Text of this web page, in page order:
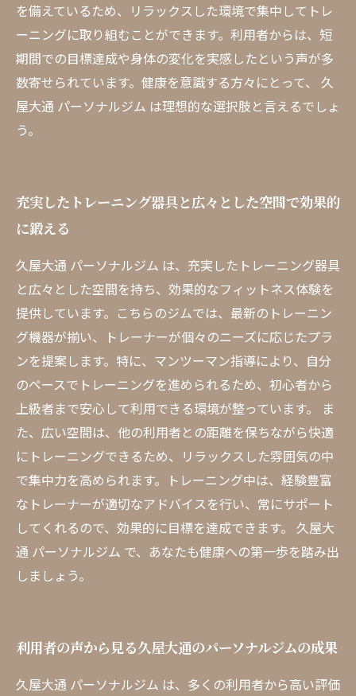
を備えているため、リラックスした環境で集中してトレ
ーニングに取り組むことができます。利用者からは、短
期間での目標達成や身体の変化を実感したという声が多
数寄せられています。健康を意識する方々にとって、 久
屋大通 パーソナルジム は理想的な選択肢と言えるでしょ
う。
充実したトレーニング器具と広々とした空間で効果的
に鍛える
久屋大通 パーソナルジム は、充実したトレーニング器具
と広々とした空間を持ち、効果的なフィットネス体験を
提供しています。こちらのジムでは、最新のトレーニン
グ機器が揃い、トレーナーが個々のニーズに応じたプラ
ンを提案します。特に、マンツーマン指導により、自分
のペースでトレーニングを進められるため、初心者から
上級者まで安心して利用できる環境が整っています。 ま
た、広い空間は、他の利用者との距離を保ちながら快適
にトレーニングできるため、リラックスした雰囲気の中
で集中力を高められます。トレーニング中は、経験豊富
なトレーナーが適切なアドバイスを行い、常にサポート
してくれるので、効果的に目標を達成できます。 久屋大
通 パーソナルジム で、あなたも健康への第一歩を踏み出
しましょう。
利用者の声から見る久屋大通のパーソナルジムの成果
久屋大通 パーソナルジム は、多くの利用者から高い評価